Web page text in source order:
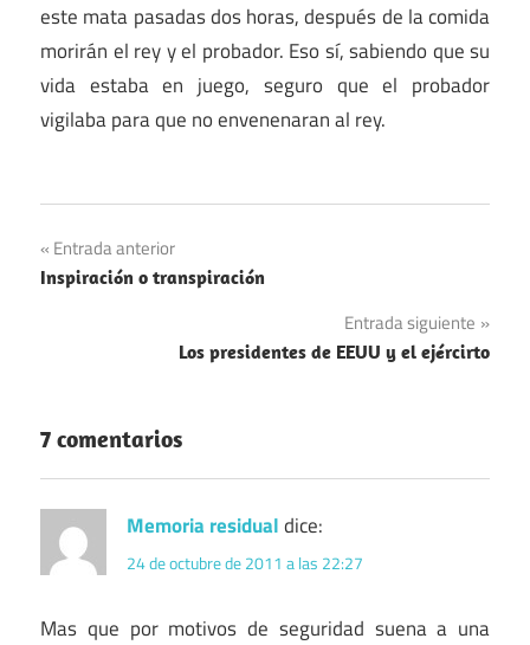
este mata pasadas dos horas, después de la comida
morirán el rey y el probador. Eso sí, sabiendo que su
vida estaba en juego, seguro que el probador
vigilaba para que no envenenaran al rey.
Navegación
de
Entrada anterior
Inspiración o transpiración
Entrada siguiente
Los presidentes de EEUU y el ejércirto
7 comentarios
Memoria residualdice:
24 de octubre de 2011 a las 22:27
Mas que por motivos de seguridad suena a una